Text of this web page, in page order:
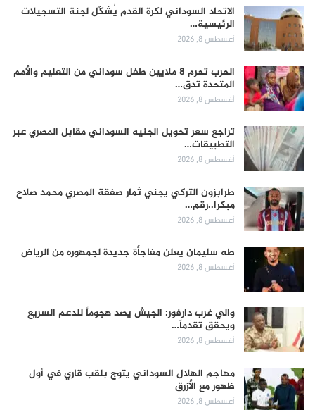
الاتحاد السوداني لكرة القدم يُشكّل لجنة التسجيلات
الرئيسية…
أغسطس 8, 2026
الحرب تحرم 8 ملايين طفل سوداني من التعليم والأمم
المتحدة تدق…
أغسطس 8, 2026
تراجع سعر تحويل الجنيه السوداني مقابل المصري عبر
التطبيقات…
أغسطس 8, 2026
طرابزون التركي يجني ثمار صفقة المصري محمد صلاح
مبكرا..رقم…
أغسطس 8, 2026
طه سليمان يعلن مفاجأة جديدة لجمهوره من الرياض
أغسطس 8, 2026
والي غرب دارفور: الجيش يصد هجوماً للدعم السريع
ويحقق تقدماً…
أغسطس 8, 2026
مهاجم الهلال السوداني يتوج بلقب قاري في أول
ظهور مع الأزرق
أغسطس 8, 2026